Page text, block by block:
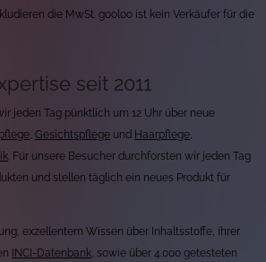
die MwSt. gooloo ist kein Verkäufer für die
seit 2011
jeden Tag pünktlich um 12 Uhr über neue
,Gesichtspflege und Haarpflege
. Für unsere Besucher durchforsten wir jeden Tag
und stellen täglich ein neues Produkt für
exzellentem Wissen über Inhaltsstoffe, ihrer
INCI-Datenbank , sowie über 4.000 getesteten